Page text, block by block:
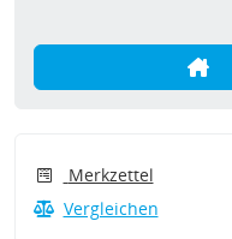
Merkzettel
Vergleichen